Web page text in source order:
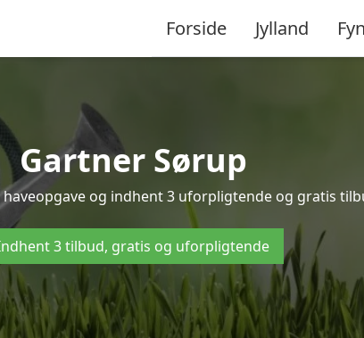
Forside Jylland Fyn
Gartner Sørup
og indhent 3 uforpligtende og gratis
3 tilbud, gratis og uforpligtende